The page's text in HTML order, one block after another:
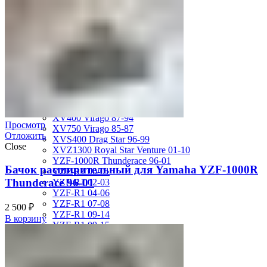
MT-09 14-17
TRX850 95-00
XJR400 97-06
XV1700 Road Star 04-09
XV400 Virago 87-94
XV750 Virago 85-87
XVS400 Drag Star 96-99
XVZ1300 Royal Star Venture 01-10
YZF-1000R Thunderace 96-01
YZF-R1 00-01
YZF-R1 02-03
YZF-R1 04-06
YZF-R1 07-08
YZF-R1 09-14
YZF-R1 09-15
YZF-R6 06-07
Просмотр
Отложить
Close
Бачок расширительный для Yamaha YZF-1000R
Thunderace 96-01
2 500 ₽
В корзину